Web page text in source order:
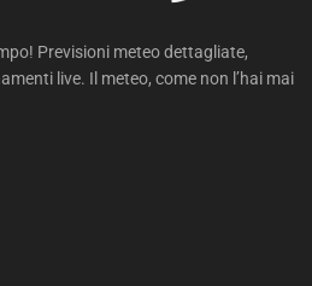
Previsioni meteo dettagliate,
live. Il meteo, come non l’hai mai